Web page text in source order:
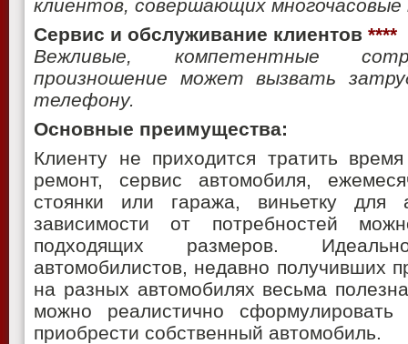
клиентов, совершающих многочасовые
Сервис и обслуживание клиентов ****
Вежливые, компетентные
произношение может вызвать
телефону.
Основные преимущества:
Клиенту не приходится тратить
ремонт, сервис автомобиля,
стоянки или гаража, виньетку
зависимости от потребностей
подходящих размеров.
автомобилистов, недавно получивших
на разных автомобилях весьма
можно реалистично
приобрести собственный автомобиль.